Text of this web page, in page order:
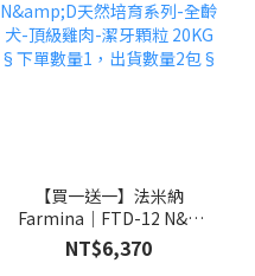
【買一送一】法米納
Farmina｜FTD-12 N&D
天然培育系列-全齡犬-頂級
雞肉-潔牙顆粒 20KG §下
NT$6,370